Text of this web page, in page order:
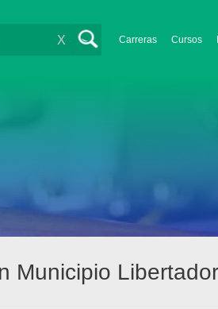
Carreras Cursos
X
Municipio